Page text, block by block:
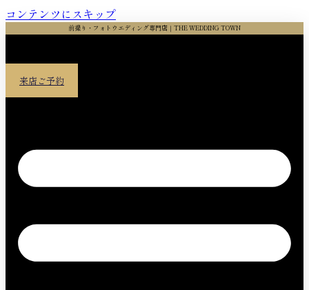
コンテンツにスキップ
前撮り・フォトウエディング専門店｜THE WEDDING TOWN
来店ご予約